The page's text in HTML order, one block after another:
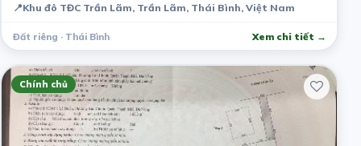
📍Khu đô TĐC Trần Lãm, Trần Lãm, Thái Bình, Việt Nam
Đất riêng · Thái Bình Xem chi tiết →
Chính chủ